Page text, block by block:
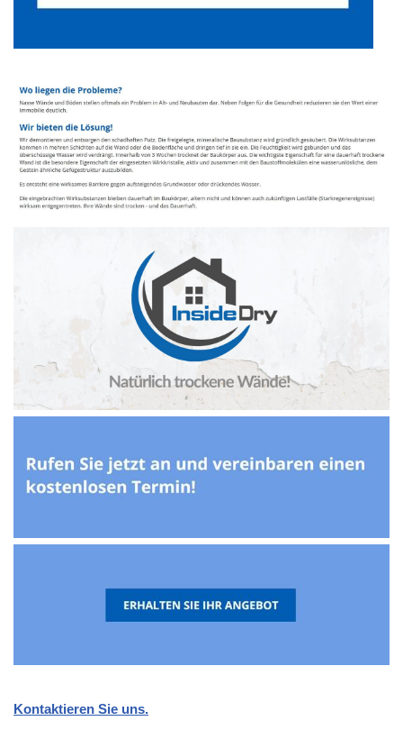
Kontaktieren Sie uns.